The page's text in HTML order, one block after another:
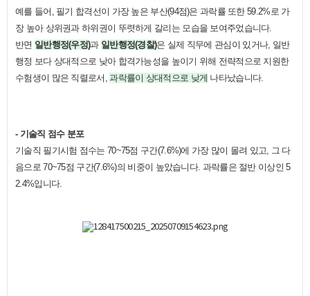
예를 들어, 필기 합격선이 가장 높은 부산(94점)은 과락률 또한 59.2%로 가
장 높아 상위권과 하위권이 뚜렷하게 갈리는 모습을 보여주었습니다.
반면 일반행정(우정)과 일반행정(경찰)은 실제 직무에 관심이 있거나, 일반
행정 보다 상대적으로 낮아 합격가능성을 높이기 위해 전략적으로 지원한
수험생이 많은 직렬로서,과락률이 상대적으로 낮게 나타났습니다.
- 기술직 점수 분포
기술직 필기시험 점수는 70~75점 구간(7.6%)에 가장 많이 몰려 있고, 그 다
음으로 70~75점 구간(7.6%)의 비중이 높았습니다. 과락률은 절반 이상인 5
2.4%입니다.